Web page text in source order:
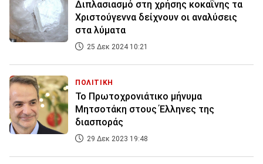
Διπλασιασμό στη χρήσης κοκαΐνης τα
Χριστούγεννα δείχνουν οι αναλύσεις
στα λύματα
25 Δεκ 2024 10:21
ΠΟΛΙΤΙΚΗ
Το Πρωτοχρονιάτικο μήνυμα
Μητσοτάκη στους Έλληνες της
διασποράς
29 Δεκ 2023 19:48